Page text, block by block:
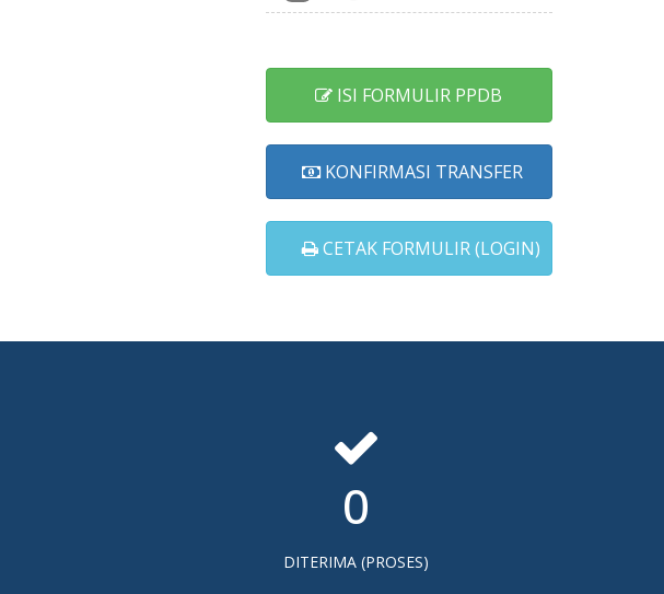
ISI FORMULIR PPDB
KONFIRMASI TRANSFER
CETAK FORMULIR (LOGIN)
0
DITERIMA (PROSES)